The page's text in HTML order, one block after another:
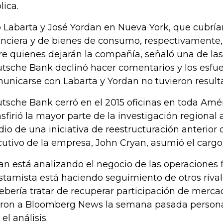
Labarta y José Yordan en Nueva York, que
y de bienes de consumo,
quienes dejarán la compañía, señaló una de
Bank declinó hacer comentarios y los
con Labarta y Yordan no tuvieron
Bank cerró en el 2015 oficinas en toda
la mayor parte de la investigación regional
de una iniciativa de reestructuración anterior
de la empresa, John Cryan, asumió el
está analizando el negocio de las operaciones
está haciendo seguimiento de otros
tratar de recuperar participación de
a Bloomberg News la semana pasada
análisis.